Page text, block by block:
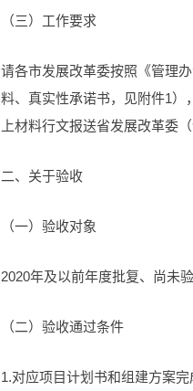
（三）工作要求
请各市发展改革委按照《管理
料、真实性承诺书，见附件1）
上材料行文报送省发展改革委
二、关于验收
（一）验收对象
2020年及以前年度批复、尚未
（二）验收通过条件
1.对应项目计划书和组建方案完